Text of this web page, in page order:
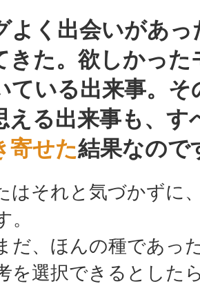
よく出会いがあ
きた。欲しかっ
ている出来事。そ
える出来事も、す
寄せた結果なので
はそれと気づかずに
だ、ほんの種であっ
を選択できるとした